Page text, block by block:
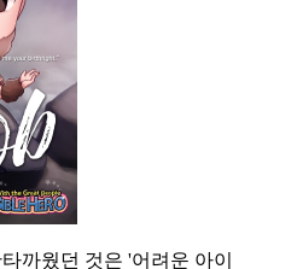
까웠던 것은 '어려운 아이